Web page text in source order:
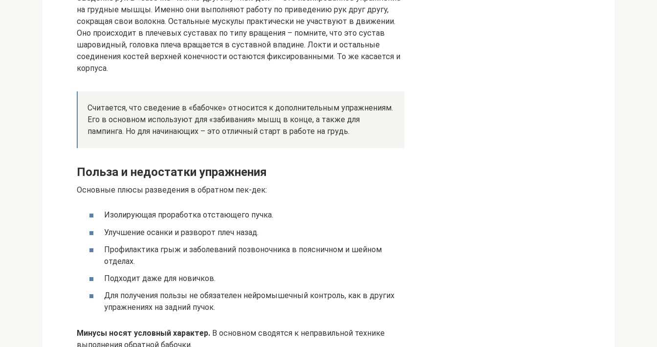
на грудные мышцы. Именно они выполняют работу по приведению рук друг другу,
сокращая свои волокна. Остальные мускулы практически не участвуют в движении.
Оно происходит в плечевых суставах по типу вращения – помните, что это сустав
шаровидный, головка плеча вращается в суставной впадине. Локти и остальные
соединения костей верхней конечности остаются фиксированными. То же касается и
корпуса.
Считается, что сведение в «бабочке» относится к дополнительным упражнениям.
Его в основном используют для «забивания» мышц в конце, а также для
пампинга. Но для начинающих – это отличный старт в работе на грудь.
Польза и недостатки упражнения
Основные плюсы разведения в обратном пек-дек:
Изолирующая проработка отстающего пучка.
Улучшение осанки и разворот плеч назад.
Профилактика грыж и заболеваний позвоночника в поясничном и шейном
отделах.
Подходит даже для новичков.
Для получения пользы не обязателен нейромышечный контроль, как в других
упражнениях на задний пучок.
Минусы носят условный характер. В основном сводятся к неправильной технике
выполнения обратной бабочки.